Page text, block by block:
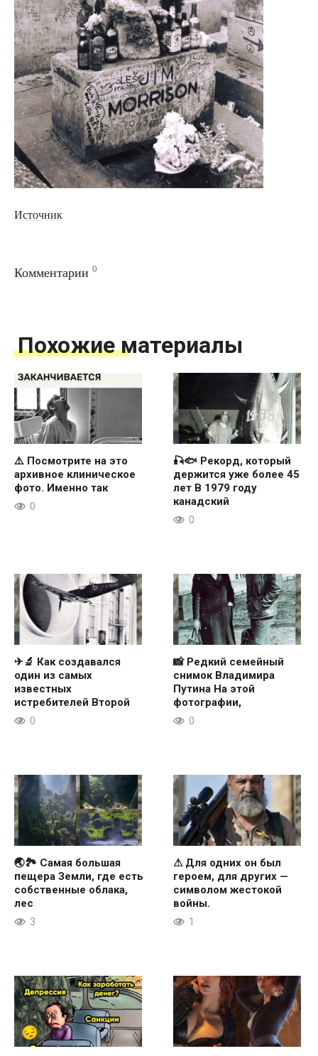
Источник
Комментарии 0
Похожие материалы
⚠️ Посмотрите на это
архивное клиническое
фото. Именно так
0
🎣🐟 Рекорд, который
держится уже более 45
лет В 1979 году
канадский
0
✈🔬 Как создавался
один из самых
известных
истребителей Второй
0
📸 Редкий семейный
снимок Владимира
Путина На этой
фотографии,
0
🌏🏞 Самая большая
пещера Земли, где есть
собственные облака,
лес
3
⚠ Для одних он был
героем, для других —
символом жестокой
войны.
1